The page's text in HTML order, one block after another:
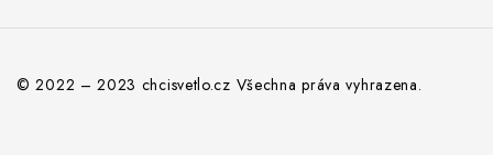
© 2022 – 2023 chcisvetlo.cz Všechna práva vyhrazena.